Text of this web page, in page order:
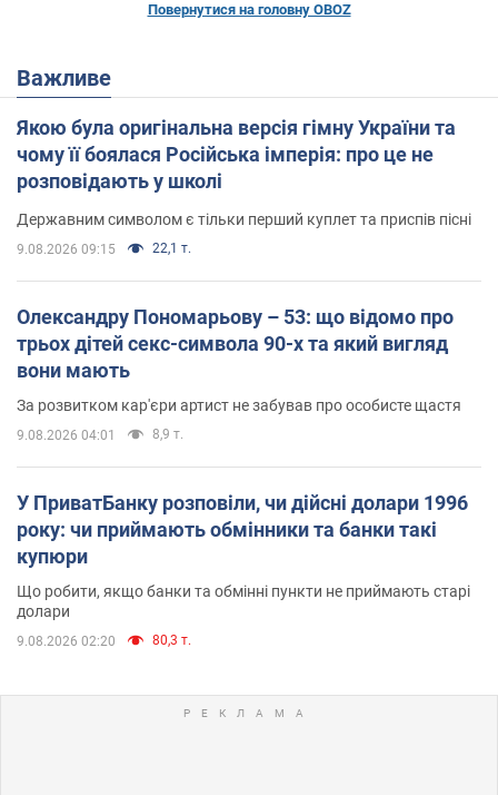
Повернутися на головну OBOZ
Важливе
Якою була оригінальна версія гімну України та
чому її боялася Російська імперія: про це не
розповідають у школі
Державним символом є тільки перший куплет та приспів пісні
9.08.2026 09:15 22,1 т.
Олександру Пономарьову – 53: що відомо про
трьох дітей секс-символа 90-х та який вигляд
вони мають
За розвитком кар'єри артист не забував про особисте щастя
9.08.2026 04:01 8,9 т.
У ПриватБанку розповіли, чи дійсні долари 1996
року: чи приймають обмінники та банки такі
купюри
Що робити, якщо банки та обмінні пункти не приймають старі
долари
9.08.2026 02:20 80,3 т.